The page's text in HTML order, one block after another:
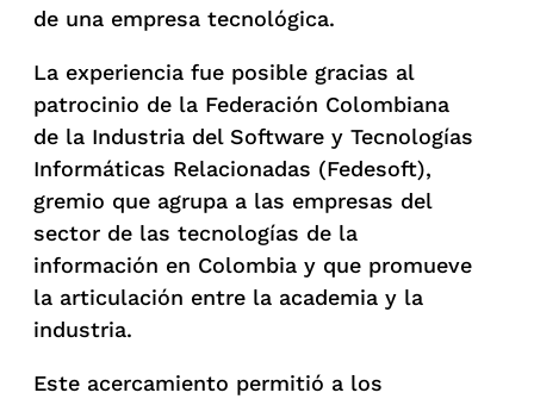
de una empresa tecnológica.
La experiencia fue posible gracias al
patrocinio de la Federación Colombiana
de la Industria del Software y Tecnologías
Informáticas Relacionadas (Fedesoft),
gremio que agrupa a las empresas del
sector de las tecnologías de la
información en Colombia y que promueve
la articulación entre la academia y la
industria.
Este acercamiento permitió a los